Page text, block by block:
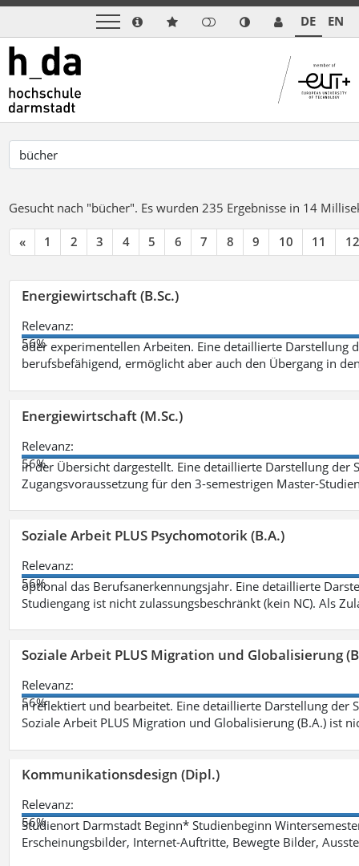
DE EN
Gesucht nach "bücher". Es wurden 235 Ergebnisse in 14
« 1 2 3 4 5 6 7 8 9 10 11 12
Energiewirtschaft (B.Sc.)
Relevanz:
56%
oder experimentellen Arbeiten. Eine detaillierte Darstellung
berufsbefähigend, ermöglicht aber auch den Übergang in
Energiewirtschaft (M.Sc.)
Relevanz:
56%
in der Übersicht dargestellt. Eine detaillierte Darstellung der
Zugangsvoraussetzung für den 3-semestrigen Master-
Soziale Arbeit PLUS Psychomotorik (B.A.)
Relevanz:
56%
optional das Berufsanerkennungsjahr. Eine detaillierte
Studiengang ist nicht zulassungsbeschränkt (kein NC). Als
Soziale Arbeit PLUS Migration und Globalisierung
Relevanz:
56%
n reflektiert und bearbeitet. Eine detaillierte Darstellung der
Soziale Arbeit PLUS Migration und Globalisierung (B.A.) ist
Kommunikationsdesign (Dipl.)
Relevanz:
56%
Studienort Darmstadt Beginn* Studienbeginn
Erscheinungsbilder, Internet-Auftritte, Bewegte Bilder,